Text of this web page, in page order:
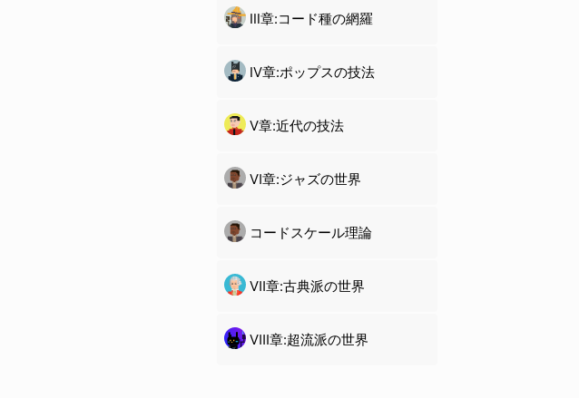
Ⅲ章:コード種の網羅
Ⅳ章:ポップスの技法
Ⅴ章:近代の技法
Ⅵ章:ジャズの世界
コードスケール理論
Ⅶ章:古典派の世界
Ⅷ章:超流派の世界